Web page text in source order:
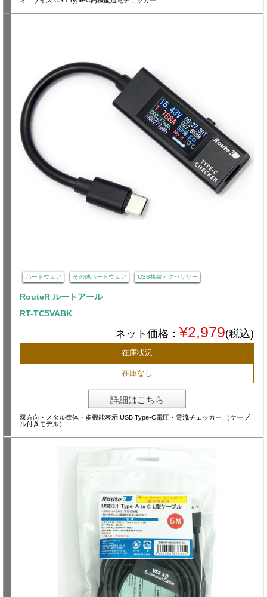
ハードウェア その他ハードウェア USB接続アクセサリー
RouteR ルートアール
RT-TC5VABK
ネット価格： ¥2,979(税込)
在庫状況
在庫なし
詳細はこちら
双方向・メタル筐体・多機能表示 USB Type-C電圧・電流チェッカー （ケーブ
ル付きモデル）